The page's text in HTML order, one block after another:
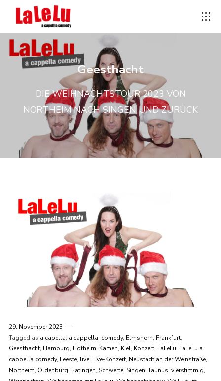
Geesthacht
DIE WEIHNACHTSTOUR 2023 VON
NORTHEIM NACH SINGEN UND ZURÜCK
29. November 2023
Tagged as a capella, a cappella, comedy, Elmshorn, Frankfurt,
Geesthacht, Hamburg, Hofheim, Kamen, Kiel, Konzert, LaLeLu, LaLeLu a
cappella comedy, Leeste, live, Live-Konzert, Neustadt an der Weinstraße,
Northeim, Oldenburg, Ratingen, Schwerte, Singen, Taunus, vierstimmig,